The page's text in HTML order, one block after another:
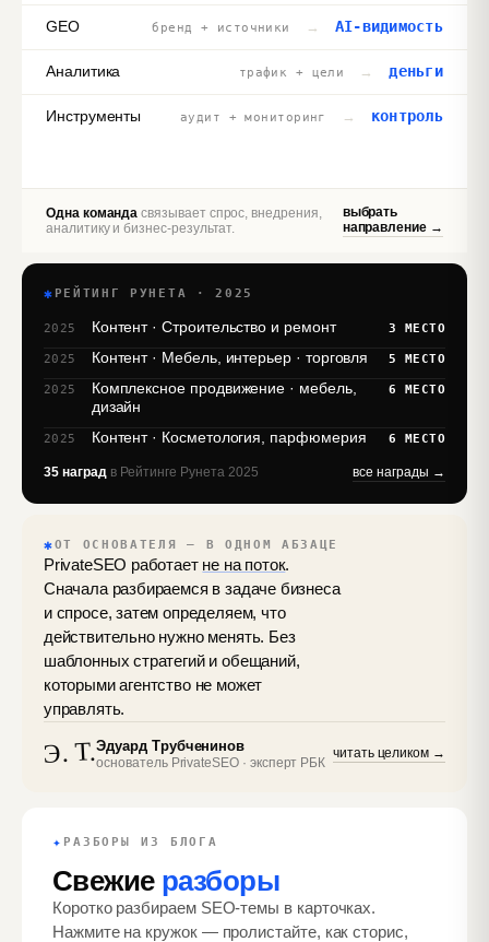
GEO бренд + источники → AI‑видимость
Аналитика трафик + цели → деньги
Инструменты аудит + мониторинг → контроль
Одна команда связывает спрос, внедрения,
аналитику и бизнес‑результат.
выбрать
направление →
✱ РЕЙТИНГ РУНЕТА · 2025
2025 Контент · Строительство и ремонт 3 МЕСТО
2025 Контент · Мебель, интерьер · торговля 5 МЕСТО
2025
Комплексное продвижение · мебель,
дизайн
6 МЕСТО
2025 Контент · Косметология, парфюмерия 6 МЕСТО
35 наград в Рейтинге Рунета 2025 все награды →
✱ОТ ОСНОВАТЕЛЯ — В ОДНОМ АБЗАЦЕ
PrivateSEO работает не на поток.
Сначала разбираемся в задаче бизнеса
и спросе, затем определяем, что
действительно нужно менять. Без
шаблонных стратегий и обещаний,
которыми агентство не может
управлять.
Э. Т.Эдуард Трубченинов
основатель PrivateSEO · эксперт РБК
читать целиком →
✦ РАЗБОРЫ ИЗ БЛОГА
Свежие разборы
Коротко разбираем SEO-темы в карточках.
Нажмите на кружок — пролистайте, как сторис,